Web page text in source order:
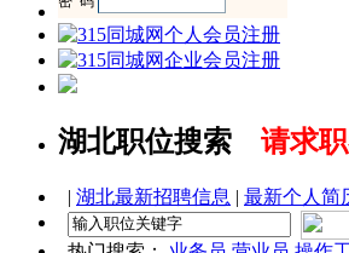
湖北职位搜索 请求
| 湖北最新招聘信息 | 最新个人简